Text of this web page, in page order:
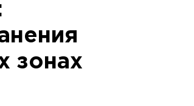
зонах